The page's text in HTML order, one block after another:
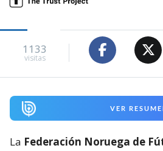
1133
visitas
VER
La Federación Noruega de